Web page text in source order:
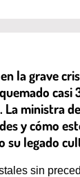
la grave
ministra
y cómo
su legado
sin